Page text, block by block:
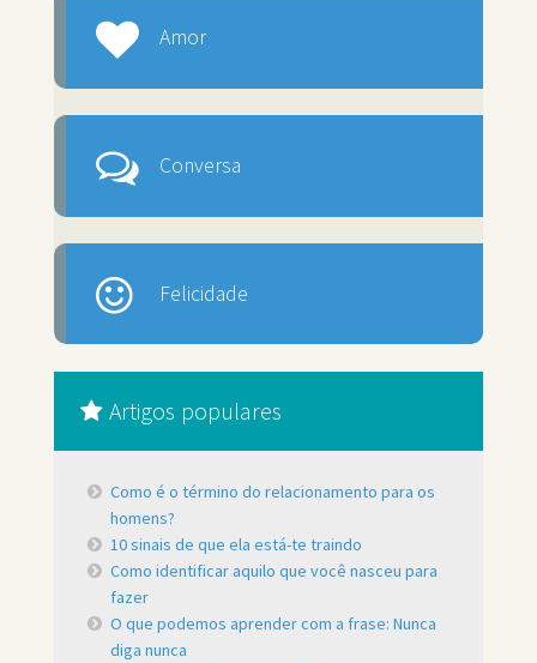
Amor
Conversa
Felicidade
Artigos populares
Como é o término do relacionamento para os
homens?
10 sinais de que ela está-te traindo
Como identificar aquilo que você nasceu para
fazer
O que podemos aprender com a frase: Nunca
diga nunca